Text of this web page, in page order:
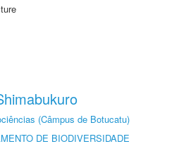
(Câmpus de Botucatu)
DE BIODIVERSIDADE